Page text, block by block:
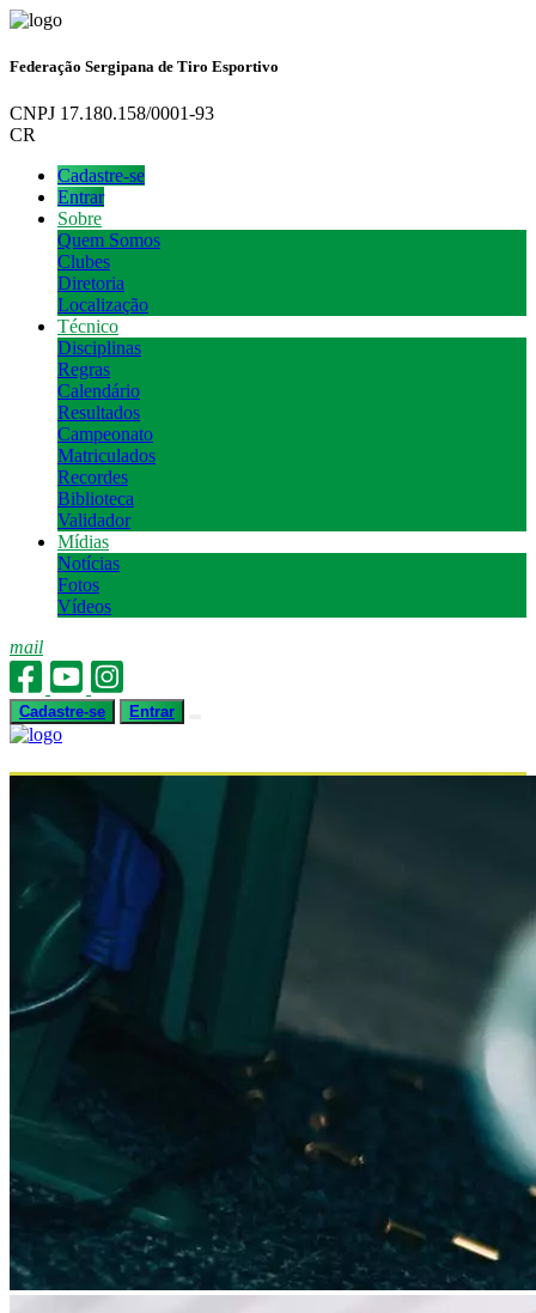
Federação Sergipana de Tiro Esportivo
CNPJ 17.180.158/0001-93
CR
Cadastre-se
Entrar
Sobre
Quem Somos
Clubes
Diretoria
Localização
Técnico
Disciplinas
Regras
Calendário
Resultados
Campeonato
Matriculados
Recordes
Biblioteca
Validador
Mídias
Notícias
Fotos
Vídeos
mail
Cadastre-se Entrar